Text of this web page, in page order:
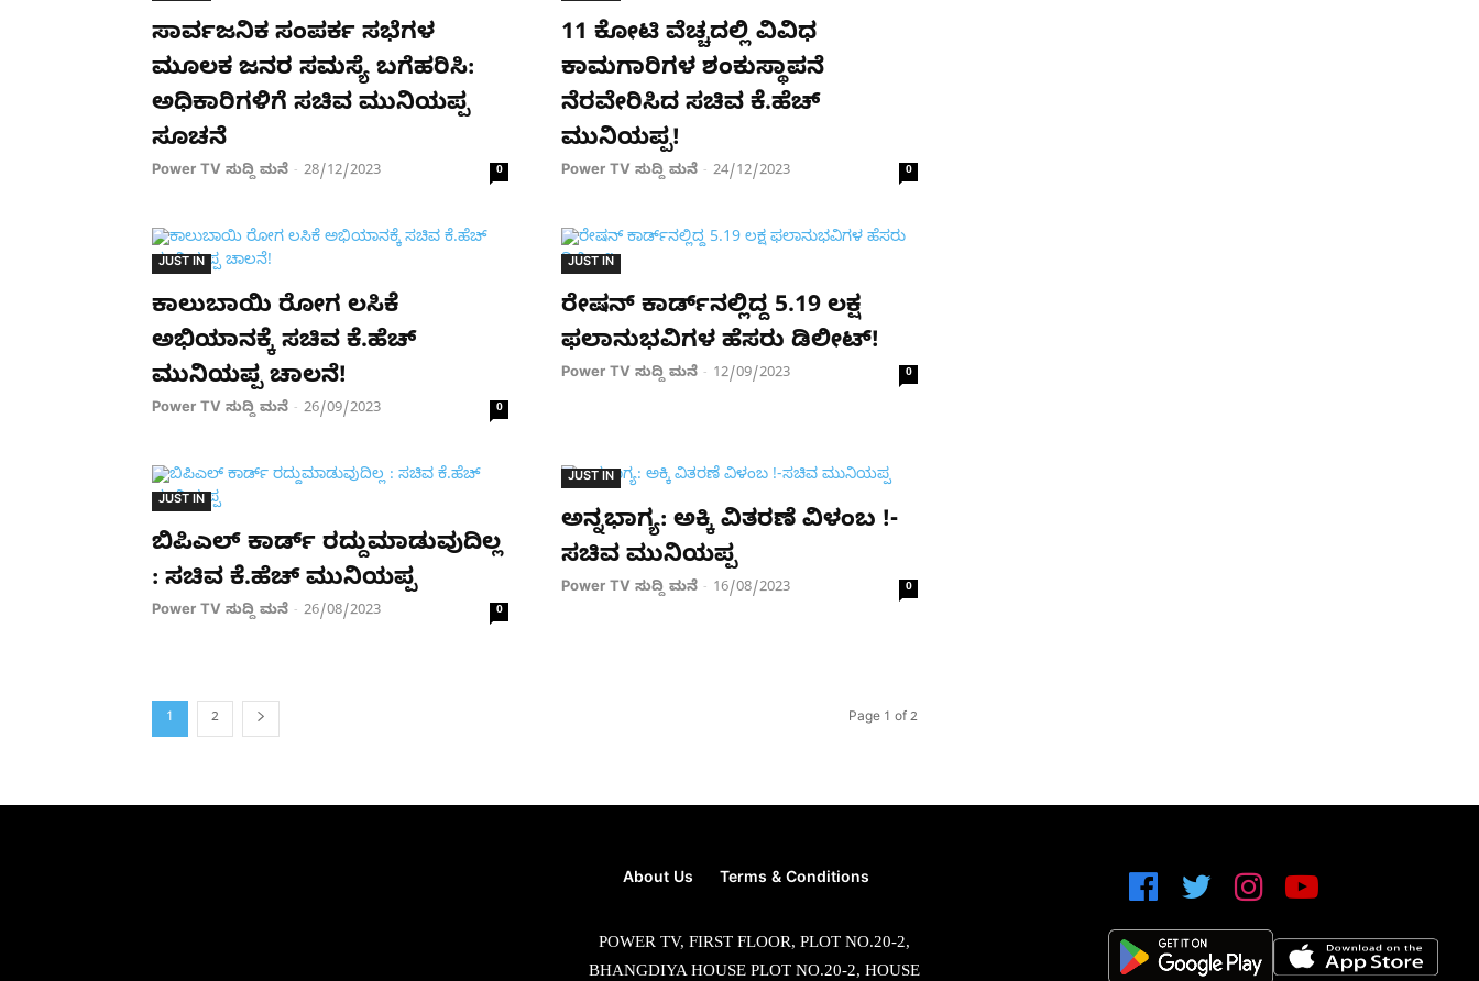
ಸಾರ್ವಜನಿಕ ಸಂಪರ್ಕ ಸಭೆಗಳ
ಮೂಲಕ ಜನರ ಸಮಸ್ಯೆ ಬಗೆಹರಿಸಿ:
ಅಧಿಕಾರಿಗಳಿಗೆ ಸಚಿವ ಮುನಿಯಪ್ಪ
ಸೂಚನೆ
Power TV ಸುದ್ದಿ ಮನೆ - 28/12/2023 0
11 ಕೋಟಿ ವೆಚ್ಚದಲ್ಲಿ ವಿವಿಧ
ಕಾಮಗಾರಿಗಳ ಶಂಕುಸ್ಥಾಪನೆ
ನೆರವೇರಿಸಿದ ಸಚಿವ ಕೆ.ಹೆಚ್
ಮುನಿಯಪ್ಪ!
Power TV ಸುದ್ದಿ ಮನೆ - 24/12/2023 0
JUST IN
ಕಾಲುಬಾಯಿ ರೋಗ ಲಸಿಕೆ
ಅಭಿಯಾನಕ್ಕೆ ಸಚಿವ ಕೆ.ಹೆಚ್
ಮುನಿಯಪ್ಪ ಚಾಲನೆ!
Power TV ಸುದ್ದಿ ಮನೆ - 26/09/2023 0
JUST IN
ರೇಷನ್​ ಕಾರ್ಡ್​ನಲ್ಲಿದ್ದ​ 5.19 ಲಕ್ಷ
ಫಲಾನುಭವಿಗಳ ಹೆಸರು ಡಿಲೀಟ್!
Power TV ಸುದ್ದಿ ಮನೆ - 12/09/2023 0
JUST IN
ಬಿಪಿಎಲ್​ ಕಾರ್ಡ್​ ರದ್ದುಮಾಡುವುದಿಲ್ಲ
: ಸಚಿವ ಕೆ.ಹೆಚ್​ ಮುನಿಯಪ್ಪ
Power TV ಸುದ್ದಿ ಮನೆ - 26/08/2023 0
JUST IN
ಅನ್ನಭಾಗ್ಯ: ಅಕ್ಕಿ ವಿತರಣೆ ವಿಳಂಬ !-
ಸಚಿವ ಮುನಿಯಪ್ಪ
Power TV ಸುದ್ದಿ ಮನೆ - 16/08/2023 0
1 2 Page 1 of 2
About Us Terms & Conditions
POWER TV, FIRST FLOOR, PLOT NO.20-2,
BHANGDIYA HOUSE PLOT NO.20-2, HOUSE